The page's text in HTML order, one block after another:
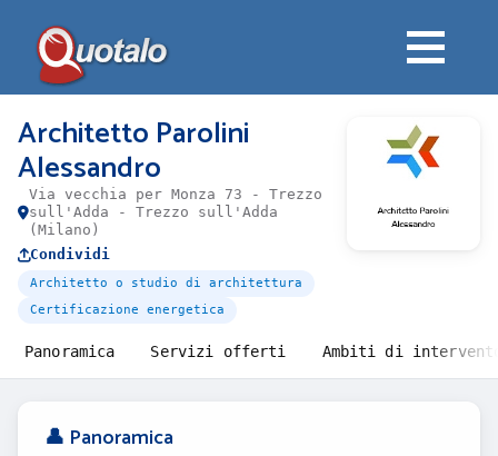
Architetto Parolini
Alessandro
Via vecchia per Monza 73 - Trezzo
sull'Adda - Trezzo sull'Adda
(Milano)
Condividi
Architetto o studio di architettura
Certificazione energetica
Panoramica Servizi offerti Ambiti di
👤 Panoramica